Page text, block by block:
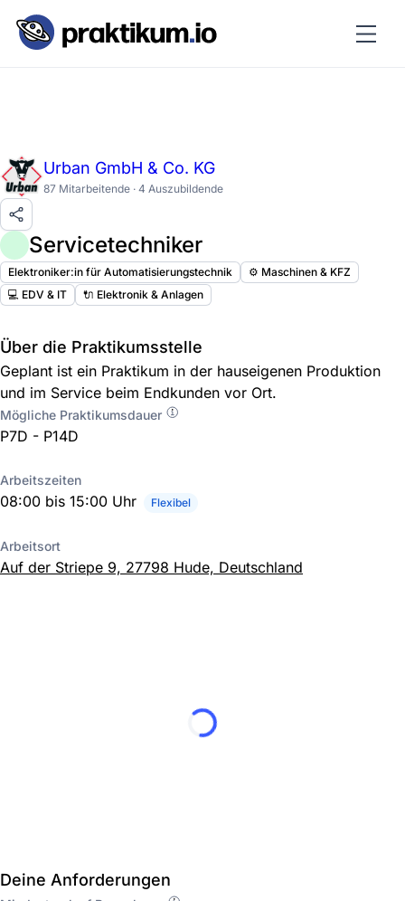
Urban GmbH & Co. KG
87 Mitarbeitende · 4 Auszubildende
Servicetechniker
Elektroniker:in für Automatisierungstechnik
⚙️ Maschinen & KFZ
💻 EDV & IT
🔌 Elektronik & Anlagen
Über die Praktikumsstelle
Geplant ist ein Praktikum in der hauseigenen Produktion
und im Service beim Endkunden vor Ort.
Mögliche Praktikumsdauer
P7D - P14D
Arbeitszeiten
08:00 bis 15:00 Uhr Flexibel
Arbeitsort
Auf der Striepe 9, 27798 Hude, Deutschland
Deine Anforderungen